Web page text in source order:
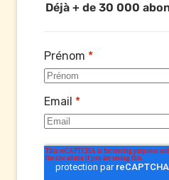
Déjà + de 30 000
Prénom *
Email *